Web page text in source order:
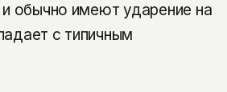
обычно имеют ударение на
с типичным